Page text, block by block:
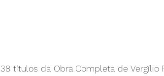
títulos da Obra Completa de Vergílio